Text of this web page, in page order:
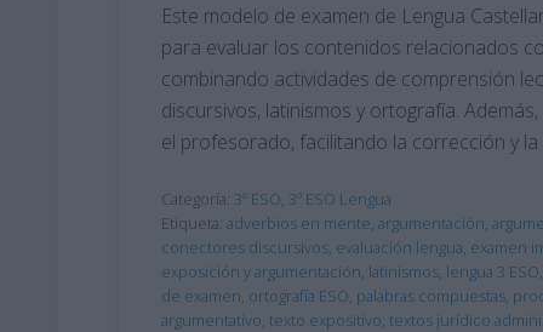
Este modelo de examen de Lengua
para evaluar los contenidos relacionados
combinando actividades de comprensión
discursivos, latinismos y ortografía.
el profesorado, facilitando la corrección y
Categoría: 3º ESO, 3º ESO Lengua
Etiqueta: adverbios en mente, argumentación,
conectores discursivos, evaluación lengua, examen
exposición y argumentación, latinismos, lengua 3 ESO,
de examen, ortografía ESO, palabras compuestas,
argumentativo, texto expositivo, textos jurídico